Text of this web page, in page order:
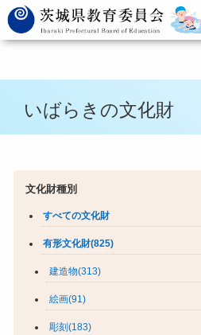
いばらきの文化財
文化財種別
すべての文化財
有形文化財(825)
建造物(313)
絵画(91)
彫刻(183)